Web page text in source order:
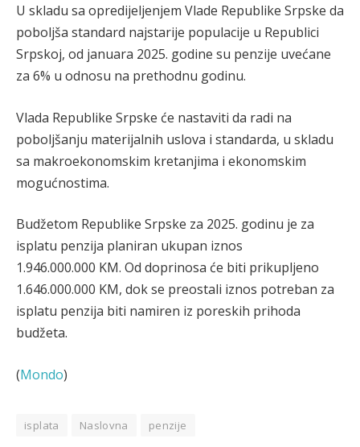
U skladu sa opredijeljenjem Vlade Republike Srpske da
poboljša standard najstarije populacije u Republici
Srpskoj, od januara 2025. godine su penzije uvećane
za 6% u odnosu na prethodnu godinu.
Vlada Republike Srpske će nastaviti da radi na
poboljšanju materijalnih uslova i standarda, u skladu
sa makroekonomskim kretanjima i ekonomskim
mogućnostima.
Budžetom Republike Srpske za 2025. godinu je za
isplatu penzija planiran ukupan iznos
1.946.000.000 KM. Od doprinosa će biti prikupljeno
1.646.000.000 KM, dok se preostali iznos potreban za
isplatu penzija biti namiren iz poreskih prihoda
budžeta.
(Mondo)
isplata Naslovna penzije